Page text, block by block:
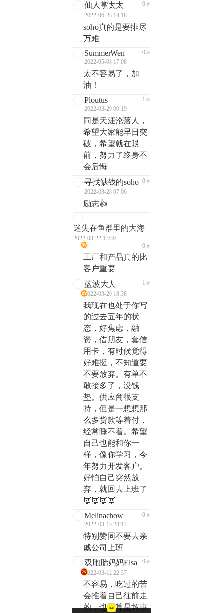
仙人掌太太
2022-06-28 14:18
0
soho真的是要排尽
万难
SummerWen
2022-05-08 17:08
0
太不容易了，加
油！
Ploutus
2022-03-29 00:19
1
同是天涯沦落人，
希望大家能早日突
破，希望就在眼
前，努力了终身不
会后悔
寻找缺钱的soho
2022-03-28 07:06
0
励志👍
迷失在鱼群里的大海
2022-03-22 13:39
0
工厂和产品真的比
客户重要
蓝波大人
2022-03-20 18:38
1
我现在也处于你写
的过去五年的状
态，好焦虑，融
资，借朋友，套信
用卡，有时候觉得
好难挺，不知道要
不要放弃。有单不
敢接多了，没钱
垫。供应商很支
持，但是一想想那
么多货款等着付，
经常睡不着。希望
自己也能和你一
样，像你学习，今
年努力开发客户。
好怕自己突然放
弃，就回去上班了
👿👿👿👿
Melinachow
2022-03-15 23:17
0
特别赞同不要去亲
戚公司上班
双胞胎妈妈Elsa
2022-03-12 22:37
0
不容易，吃过的苦
会推着自己往前走
的，也不算是坏事